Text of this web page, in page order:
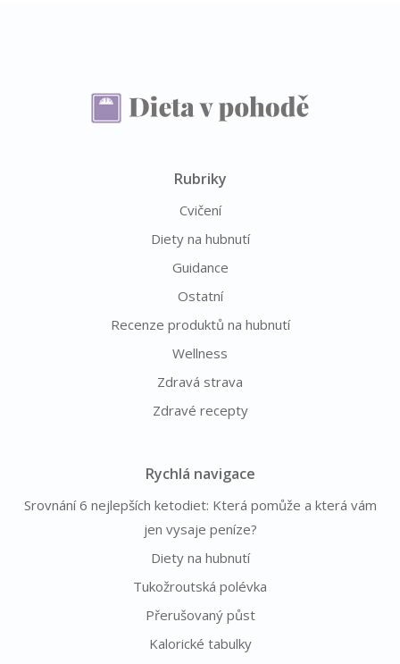
Rubriky
Cvičení
Diety na hubnutí
Guidance
Ostatní
Recenze produktů na hubnutí
Wellness
Zdravá strava
Zdravé recepty
Rychlá navigace
Srovnání 6 nejlepších ketodiet: Která pomůže a která vám
jen vysaje peníze?
Diety na hubnutí
Tukožroutská polévka
Přerušovaný půst
Kalorické tabulky